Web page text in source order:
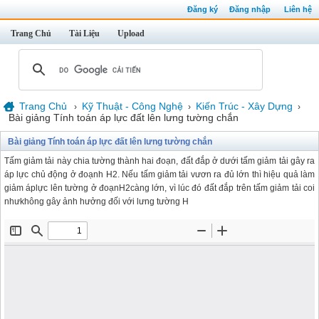
Đăng ký Đăng nhập Liên hệ
Trang Chủ Tài Liệu Upload
Trang Chủ › Kỹ Thuật - Công Nghệ › Kiến Trúc - Xây Dựng ›
Bài giảng Tính toán áp lực đất lên lưng tường chắn
Bài giảng Tính toán áp lực đất lên lưng tường chắn
Tấm giảm tải này chia tường thành hai đoạn, đất đắp ở dưới tấm giảm tải gây ra
áp lực chủ động ở đoạnh H2. Nếu tấm giảm tải vươn ra đủ lớn thì hiệu quả làm
giảm áplực lên tường ở đoạnH2càng lớn, vì lúc đó đất đắp trên tấm giảm tải coi
nhưkhông gây ảnh hưởng đối với lưng tường H